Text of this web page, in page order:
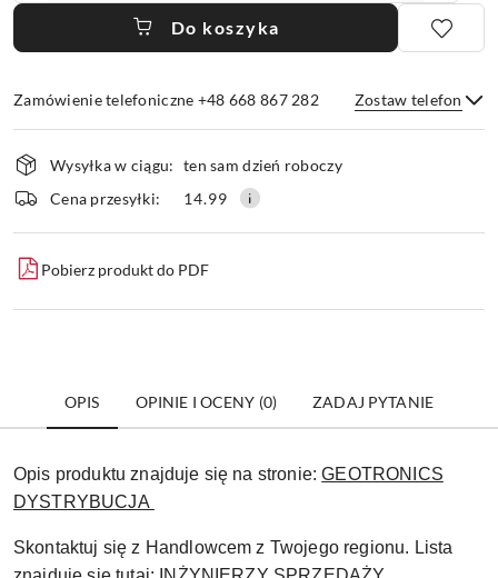
Do koszyka
Zamówienie telefoniczne +48 668 867 282 Zostaw telefon
Wyślij
Dostępność
i
dostawa
Wysyłka w ciągu: ten sam dzień roboczy
Cena przesyłki:
14.99
Pobierz produkt do PDF
OPIS OPINIE I OCENY (0) ZADAJ PYTANIE
Opis produktu znajduje się na stronie:GEOTRONICS
DYSTRYBUCJA
Skontaktuj się z Handlowcem z Twojego regionu. Lista